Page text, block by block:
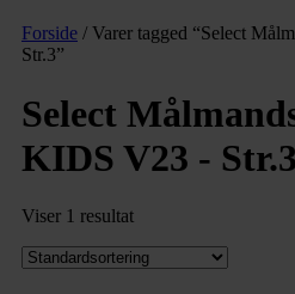
Forside / Varer tagged “Select
Str.3”
Select
KIDS V23 - Str.3
Viser 1 resultat